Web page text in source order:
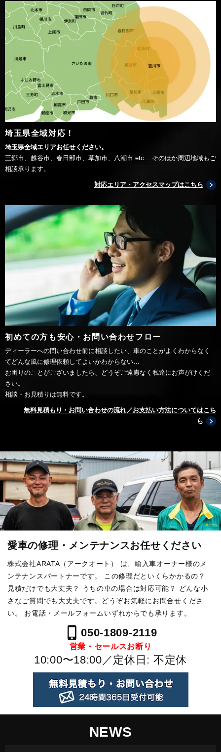
埼玉県全域対応！
埼玉県全域エリアお任せください。
三郷市、越谷市、春日部市、草加市、八潮市 etc... そのほか周辺地域もご
相談承ります。
対応エリア・アクセスマップはこちら
初めての方も安心・お問い合わせフロー
ディーラーへの問い合わせ前に相談したい、車のことがよくわからなく
てどんな風に修理依頼してよいかわからない…
お困りのことがございましたら、どうぞご遠慮なく私達にお声がけくだ
さい。
相談・お見積りは無料です。
無料見積もり・お問い合わせの流れ／お支払い方法についてはこち
ら
愛車の修理・メンテナンスお任せください
株式会社ARATA（アークオート） は、輸入車オーナー様のメ
ンテナンスパートナーです。
この修理だといくらかかるの？
見積だけでも大丈夫？ うちの車の場合は対応可能？
どんな小
さなご質問でも大丈夫です。どうぞお気軽にお問合せくださ
い。
お電話・メールフォームいずれからでも承ります。
phone_iphone 050-1809-2119
営業・セールスお断り
10:00〜18:00／定休日: 不定休
NEWS